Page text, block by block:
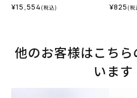
¥15,554 (税込) ¥825 (税
他のお客様はこちら
います